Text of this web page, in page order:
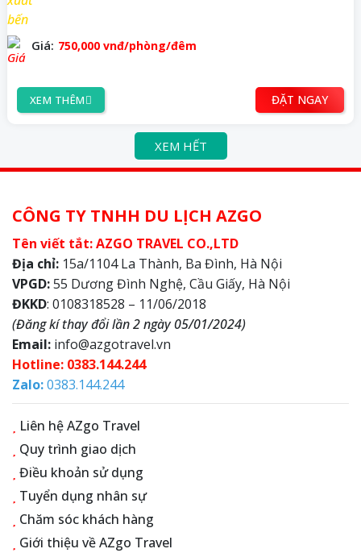
Giá: 750,000 vnđ/phòng/đêm
XEM THÊM ĐẶT NGAY
XEM HẾT
CÔNG TY TNHH DU LỊCH AZGO
Tên viết tắt: AZGO TRAVEL CO.,LTD
Địa chỉ: 15a/1104 La Thành, Ba Đình, Hà Nội
VPGD:55 Dương Đình Nghệ, Cầu Giấy, Hà Nội
ĐKKD: 0108318528 – 11/06/2018
(Đăng kí thay đổi lần 2 ngày 05/01/2024)
Email: info@azgotravel.vn
Hotline: 0383.144.244
Zalo:0383.144.244
Liên hệ AZgo Travel
Quy trình giao dịch
Điều khoản sử dụng
Tuyển dụng nhân sự
Chăm sóc khách hàng
Giới thiệu về AZgo Travel